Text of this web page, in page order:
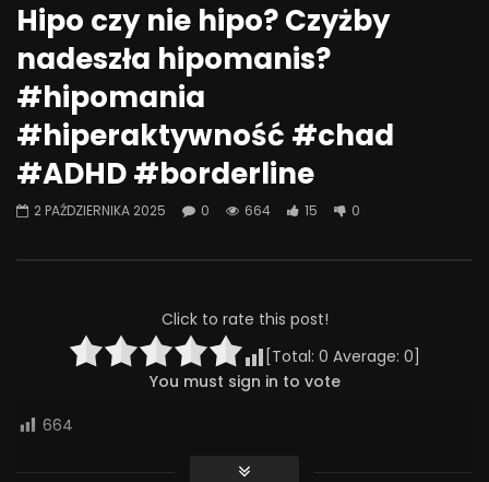
Alkohol, leki antydepresyjne (SSRI)
i benzodiazepiny – FATALNE
połączenie? | Misja Psychiatria
#143
23 GRUDNIA 2025
651 44 0
Wesołych świąt!
Hipo czy nie hipo? Czyżby
nadeszła hipomanis?
#hipomania
#hiperaktywność #chad
#ADHD #borderline
2 PAŹDZIERNIKA 2025 0 664 15 0
Click to rate this post!
[Total: 0 Average: 0]
You must sign in to vote
664